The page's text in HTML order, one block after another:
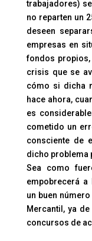
trabajadores)
no reparten un
deseen
empresas en
fondos
crisis que se
cómo si dicha
hace ahora,
es
cometido un
consciente de
dicho problema
Sea como
empobrecerá a
un buen
Mercantil, ya
concursos de